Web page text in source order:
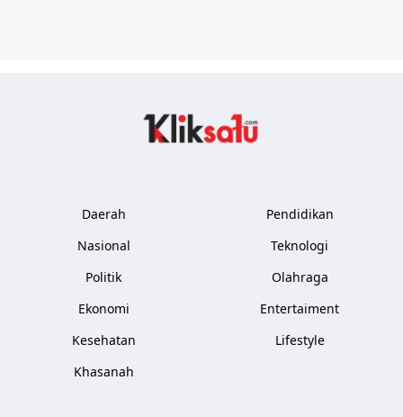
Daerah
Nasional
Politik
Ekonomi
Kesehatan
Khasanah
Pendidikan
Teknologi
Olahraga
Entertaiment
Lifestyle